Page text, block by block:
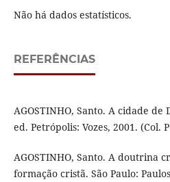
Não há dados estatísticos.
REFERÊNCIAS
AGOSTINHO, Santo. A cidade de
ed. Petrópolis: Vozes, 2001. (Col.
AGOSTINHO, Santo. A doutrina
formação cristã. São Paulo: